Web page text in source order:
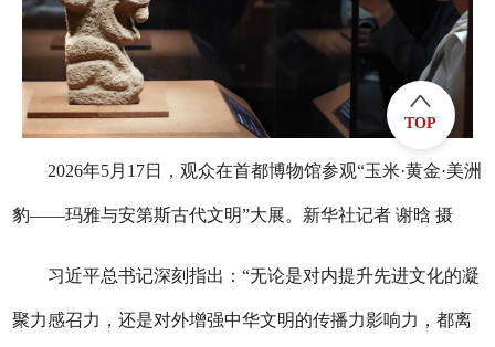
2026年5月17日，观众在首都博物馆参观“玉米·黄金·美洲
豹——玛雅与安第斯古代文明”大展。新华社记者 谢晗 摄
习近平总书记深刻指出：“无论是对内提升先进文化的凝
聚力感召力，还是对外增强中华文明的传播力影响力，都离
TOP